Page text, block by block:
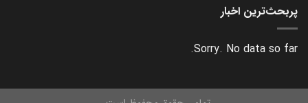
پربحث‌ترین اخبار
Sorry. No data so far.